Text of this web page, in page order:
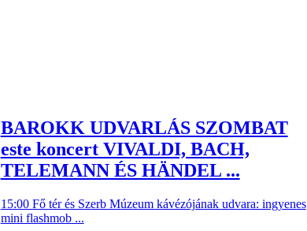
BAROKK UDVARLÁS SZOMBAT
este koncert VIVALDI, BACH,
TELEMANN ÉS HÄNDEL ...
15:00 Fő tér és Szerb Múzeum kávézójának udvara: ingyenes
mini flashmob ...